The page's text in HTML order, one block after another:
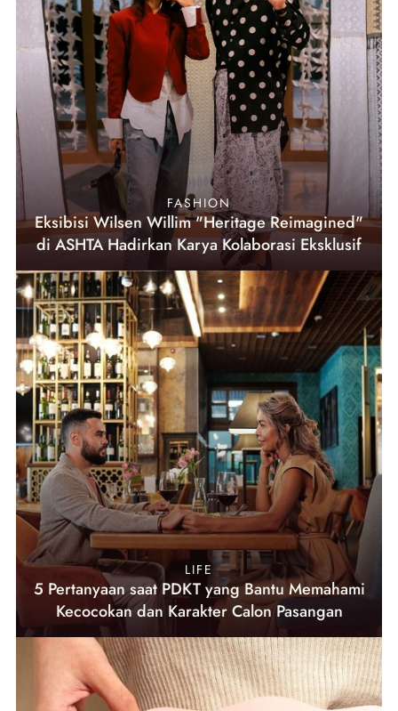
FASHION
Eksibisi Wilsen Willim "Heritage Reimagined"
di ASHTA Hadirkan Karya Kolaborasi Eksklusif
LIFE
5 Pertanyaan saat PDKT yang Bantu Memahami
Kecocokan dan Karakter Calon Pasangan